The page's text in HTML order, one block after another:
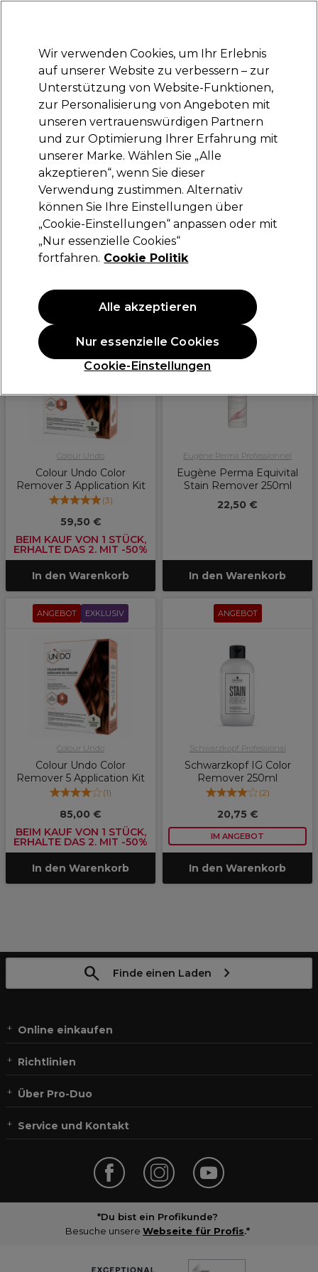
Anmelden
Marken Deals Haare Elektrogeräte Saloneinrichtung
Lieferung und Lieferzeiten
– mehr erfahren
Haare Haarfarbe Haarfarbenentferner
Haarfarbenentferner
Filters
ANGEBOT
Colour Undo
Colour Undo Color
Remover 3 Application Kit
(3)
59,50 €
BEIM KAUF VON 1 STÜCK,
ERHALTE DAS 2. MIT -50%
In den Warenkorb
Eugène Perma Professionnel
Eugène Perma Equivital
Stain Remover 250ml
22,50 €
In den Warenkorb
ANGEBOT EXKLUSIV
Colour Undo
Colour Undo Color
Remover 5 Application Kit
(1)
85,00 €
BEIM KAUF VON 1 STÜCK,
ERHALTE DAS 2. MIT -50%
In den Warenkorb
ANGEBOT
Schwarzkopf Professional
Schwarzkopf IG Color
Remover 250ml
(2)
20,75 €
IM ANGEBOT
In den Warenkorb
Finde einen Laden
Online einkaufen
Richtlinien
Über Pro-Duo
Service und Kontakt
*Du bist ein Profikunde?
Besuche unsere Webseite für Profis.*
Wir verwenden Cookies, um Ihr Erlebnis
auf unserer Website zu verbessern – zur
Unterstützung von Website-Funktionen,
zur Personalisierung von Angeboten mit
unseren vertrauenswürdigen Partnern
und zur Optimierung Ihrer Erfahrung mit
unserer Marke. Wählen Sie „Alle
akzeptieren“, wenn Sie dieser
Verwendung zustimmen. Alternativ
können Sie Ihre Einstellungen über
„Cookie-Einstellungen“ anpassen oder mit
„Nur essenzielle Cookies“
fortfahren. Cookie Politik
Cookie-Einstellungen
Nur essenzielle Cookies
Alle akzeptieren